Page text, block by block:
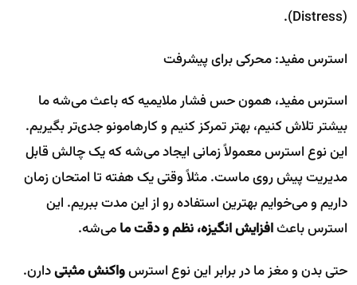
(Distress).
استرس مفید: محرکی برای پیشرفت
استرس مفید، همون حس فشار ملایمیه که باعث می‌شه ما
بیشتر تلاش کنیم، بهتر تمرکز کنیم و کارهامونو جدی‌تر بگیریم.
این نوع استرس معمولاً زمانی ایجاد می‌شه که یک چالش قابل
مدیریت پیش روی ماست. مثلاً وقتی یک هفته تا امتحان زمان
داریم و می‌خوایم بهترین استفاده رو از این مدت ببریم. این
استرس باعثافزایش انگیزه، نظم و دقت مامی‌شه.
حتی بدن و مغز ما در برابر این نوع استرسواکنش مثبتیدارن.